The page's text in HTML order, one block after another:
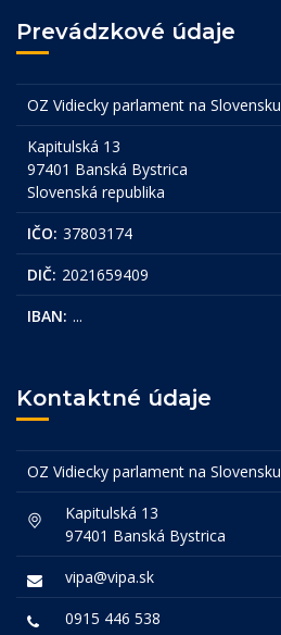
Prevádzkové údaje
OZ Vidiecky parlament na Slovensku
Kapitulská 13
97401 Banská Bystrica
Slovenská republika
IČO: 37803174
DIČ: 2021659409
IBAN: ...
Kontaktné údaje
OZ Vidiecky parlament na Slovensku
Kapitulská 13
97401 Banská Bystrica
vipa@vipa.sk
0915 446 538